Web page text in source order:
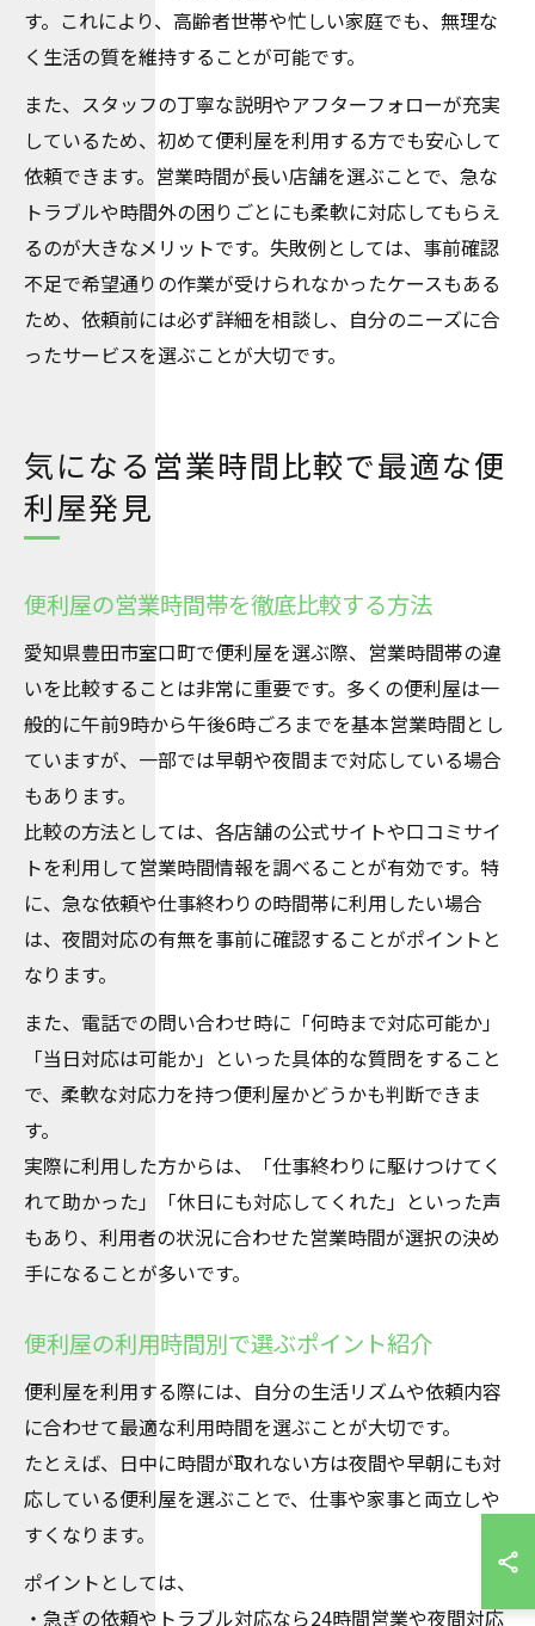
す。これにより、高齢者世帯や忙しい家庭でも、無理な
く生活の質を維持することが可能です。
また、スタッフの丁寧な説明やアフターフォローが充実
しているため、初めて便利屋を利用する方でも安心して
依頼できます。営業時間が長い店舗を選ぶことで、急な
トラブルや時間外の困りごとにも柔軟に対応してもらえ
るのが大きなメリットです。失敗例としては、事前確認
不足で希望通りの作業が受けられなかったケースもある
ため、依頼前には必ず詳細を相談し、自分のニーズに合
ったサービスを選ぶことが大切です。
気になる営業時間比較で最適な便
利屋発見
便利屋の営業時間帯を徹底比較する方法
愛知県豊田市室口町で便利屋を選ぶ際、営業時間帯の違
いを比較することは非常に重要です。多くの便利屋は一
般的に午前9時から午後6時ごろまでを基本営業時間とし
ていますが、一部では早朝や夜間まで対応している場合
もあります。
比較の方法としては、各店舗の公式サイトや口コミサイ
トを利用して営業時間情報を調べることが有効です。特
に、急な依頼や仕事終わりの時間帯に利用したい場合
は、夜間対応の有無を事前に確認することがポイントと
なります。
また、電話での問い合わせ時に「何時まで対応可能か」
「当日対応は可能か」といった具体的な質問をすること
で、柔軟な対応力を持つ便利屋かどうかも判断できま
す。
実際に利用した方からは、「仕事終わりに駆けつけてく
れて助かった」「休日にも対応してくれた」といった声
もあり、利用者の状況に合わせた営業時間が選択の決め
手になることが多いです。
便利屋の利用時間別で選ぶポイント紹介
便利屋を利用する際には、自分の生活リズムや依頼内容
に合わせて最適な利用時間を選ぶことが大切です。
たとえば、日中に時間が取れない方は夜間や早朝にも対
応している便利屋を選ぶことで、仕事や家事と両立しや
すくなります。
ポイントとしては、
・急ぎの依頼やトラブル対応なら24時間営業や夜間対応